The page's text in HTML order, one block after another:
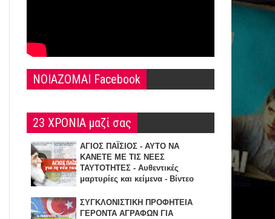
NOIAZOMAI Facebook
23 ΧΡΟΝΙΑ μαζί σας
ΑΓΙΟΣ ΠΑΪΣΙΟΣ - ΑΥΤΟ ΝΑ
ΚΑΝΕΤΕ ΜΕ ΤΙΣ ΝΕΕΣ
ΤΑΥΤΟΤΗΤΕΣ - Αυθεντικές
μαρτυρίες και κείμενα - Βίντεο
ΣΥΓΚΛΟΝΙΣΤΙΚΗ ΠΡΟΦΗΤΕΙΑ
ΓΕΡΟΝΤΑ ΑΓΡΑΦΩΝ ΓΙΑ